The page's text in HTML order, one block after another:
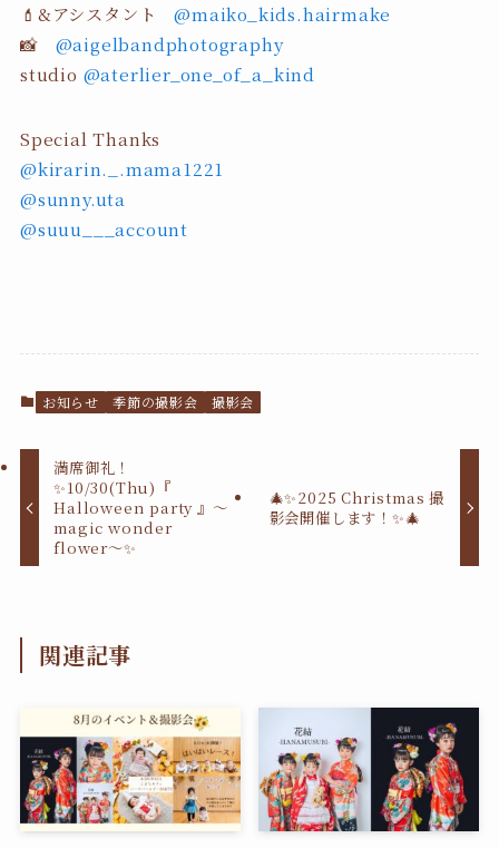
💄&アシスタント@maiko_kids.hairmake
📸 @aigelbandphotography
studio @aterlier_one_of_a_kind
Special Thanks
@kirarin._.mama1221
@sunny.uta
@suuu___account
お知らせ 季節の撮影会 撮影会
満席御礼！
✨10/30(Thu)『
Halloween party 』〜
magic wonder
flower〜✨
🎄✨2025 Christmas 撮
影会開催します！✨🎄
関連記事